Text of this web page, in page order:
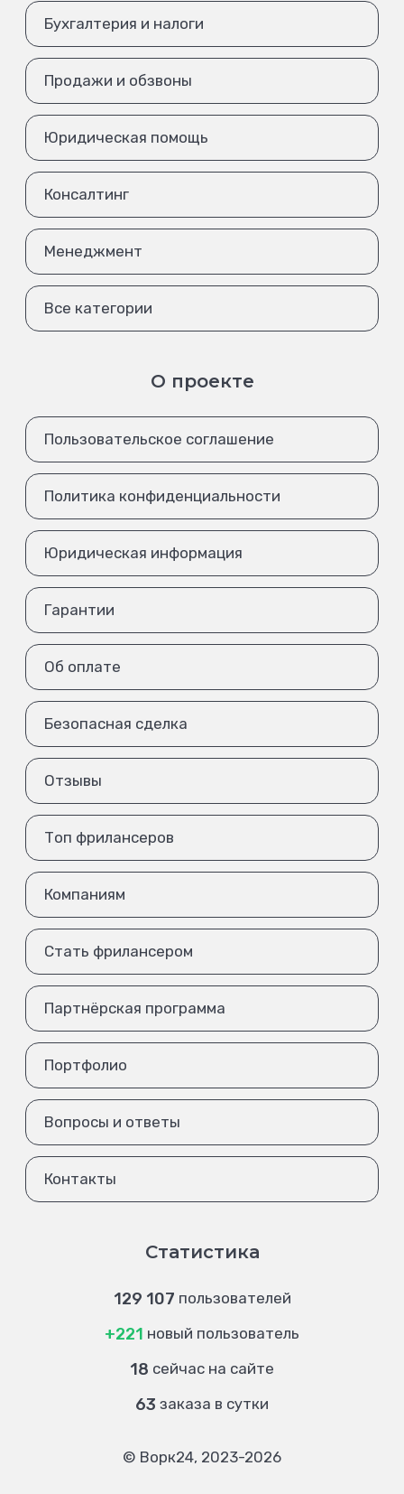
Бухгалтерия и налоги
Продажи и обзвоны
Юридическая помощь
Консалтинг
Менеджмент
Все категории
О проекте
Пользовательское соглашение
Политика конфиденциальности
Юридическая информация
Гарантии
Об оплате
Безопасная сделка
Отзывы
Топ фрилансеров
Компаниям
Стать фрилансером
Партнёрская программа
Портфолио
Вопросы и ответы
Контакты
Статистика
129 107 пользователей
+221 новый пользователь
18 сейчас на сайте
63 заказа в сутки
© Ворк24, 2023-2026